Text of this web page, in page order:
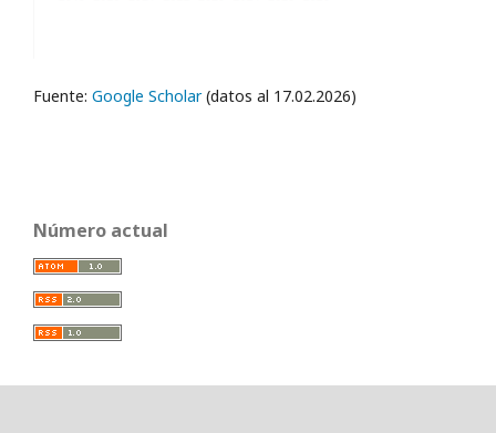
Fuente: Google Scholar(datos al 17.02.2026)
Número actual